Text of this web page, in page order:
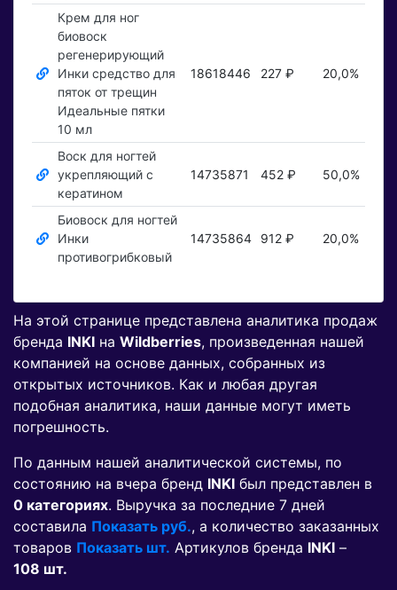
Крем для ног
биовоск
регенерирующий
Инки средство для
пяток от трещин
Идеальные пятки
10 мл
18618446 227 ₽ 20,0%
Воск для ногтей
укрепляющий с
кератином
14735871 452 ₽ 50,0%
Биовоск для ногтей
Инки
противогрибковый
14735864 912 ₽ 20,0%
На этой странице представлена аналитика продаж
бренда INKI на Wildberries, произведенная нашей
компанией на основе данных, собранных из
открытых источников. Как и любая другая
подобная аналитика, наши данные могут иметь
погрешность.
По данным нашей аналитической системы, по
состоянию на вчера бренд INKI был представлен в
0 категориях. Выручка за последние 7 дней
составила Показать руб., а количество заказанных
товаров Показать шт. Артикулов бренда INKI –
108 шт.